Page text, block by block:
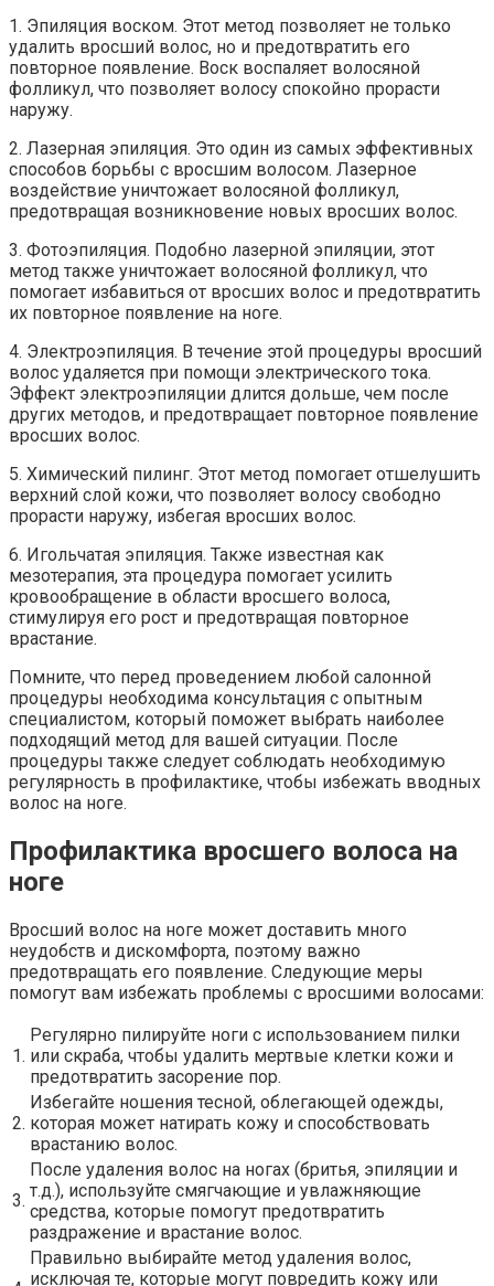
1. Эпиляция воском. Этот метод позволяет не только
удалить вросший волос, но и предотвратить его
повторное появление. Воск воспаляет волосяной
фолликул, что позволяет волосу спокойно прорасти
наружу.
2. Лазерная эпиляция. Это один из самых эффективных
способов борьбы с вросшим волосом. Лазерное
воздействие уничтожает волосяной фолликул,
предотвращая возникновение новых вросших волос.
3. Фотоэпиляция. Подобно лазерной эпиляции, этот
метод также уничтожает волосяной фолликул, что
помогает избавиться от вросших волос и предотвратить
их повторное появление на ноге.
4. Электроэпиляция. В течение этой процедуры вросший
волос удаляется при помощи электрического тока.
Эффект электроэпиляции длится дольше, чем после
других методов, и предотвращает повторное появление
вросших волос.
5. Химический пилинг. Этот метод помогает отшелушить
верхний слой кожи, что позволяет волосу свободно
прорасти наружу, избегая вросших волос.
6. Игольчатая эпиляция. Также известная как
мезотерапия, эта процедура помогает усилить
кровообращение в области вросшего волоса,
стимулируя его рост и предотвращая повторное
врастание.
Помните, что перед проведением любой салонной
процедуры необходима консультация с опытным
специалистом, который поможет выбрать наиболее
подходящий метод для вашей ситуации. После
процедуры также следует соблюдать необходимую
регулярность в профилактике, чтобы избежать вводных
волос на ноге.
Профилактика вросшего волоса на
ноге
Вросший волос на ноге может доставить много
неудобств и дискомфорта, поэтому важно
предотвращать его появление. Следующие меры
помогут вам избежать проблемы с вросшими волосами:
1.
Регулярно пилируйте ноги с использованием пилки
или скраба, чтобы удалить мертвые клетки кожи и
предотвратить засорение пор.
2.
Избегайте ношения тесной, облегающей одежды,
которая может натирать кожу и способствовать
врастанию волос.
3.
После удаления волос на ногах (бритья, эпиляции и
т.д.), используйте смягчающие и увлажняющие
средства, которые помогут предотвратить
раздражение и врастание волос.
Правильно выбирайте метод удаления волос,
исключая те, которые могут повредить кожу или